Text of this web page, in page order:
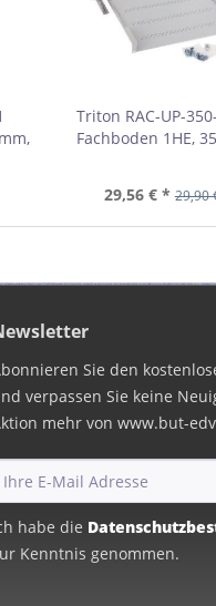
Triton RAC-UP-
Fachboden 1HE,
29,56 € * 29,90
Sie den
verpassen Sie keine
mehr von www.but-
habe die
Kenntnis genommen.